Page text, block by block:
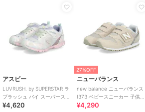
アスビー
LUVRUSH. by SUPERSTAR ラ
ブラッシュ バイ スーパースタ
ー キッズ スニーカー
¥4,620
27%OFF
ニューバランス
new balance ニューバランス
I373 ベビースニーカー 子供靴
ワンベルト
¥4,290